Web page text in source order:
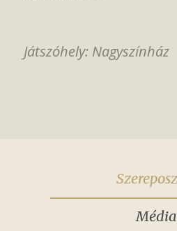
Játszóhely: Nagyszínház
Média